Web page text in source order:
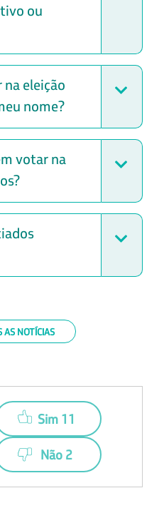
ou
eleição
nome?
votar na
AS NOTÍCIAS
Sim 11
Não 2